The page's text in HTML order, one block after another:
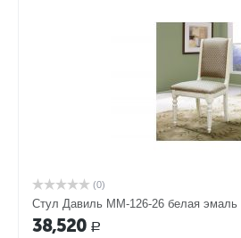
(0)
Стул Давиль ММ-126-26 белая эмаль
38,520 Р